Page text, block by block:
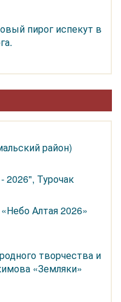
пирог испекут в
район)
2026", Турочак
Алтая 2026»
творчества и
«Земляки»